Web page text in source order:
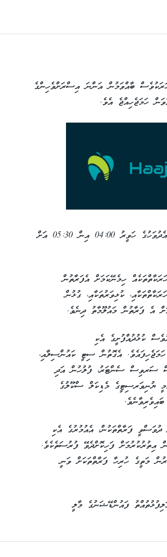
ބާއްވަމުން އަންނަ އިސްރަށްވެހިންގެ
އެފަރާތުން މައުލޫމާތު ދިން ގޮތުގައި މި ހަވީރު އޮންނާނީ އެދުވަހުގެ ހަވީރު 04:00 އިން 05:30 އަށް
ހިމެނޭކަމަށް އެފަރާތުން
ކުޅިވަރުތަކާއި، ގުޅުން
އެ ފަރާތުން މައުލޫމާތު ދިނެވެ.
ކުޅުދުއްފުށީގެ އެކި
އެގޮތުން ސިޓީ ކައުންސިލާއި،
ސަރވިސް ސެންޓަރު، ފުލުހުން އަދި
ޔުނިވަރސިޓީގެ މެޑިކަލް ސްކޫލުގެ
ފަރާތްތަކުން، އެއުމުރުގެ އެކި
އިތުރުކުރުމަށް ފަހިކޮށްދެވޭ ފުރުސަތެކެވެ.
ފުރުސަތު، އުމުރުން 65 އަހަރުން މަތީގެ ހުރިހާ ފަރާތްތަކަށް ވަނީ
ފައުންޑޭޝަނުގެ މާލީ